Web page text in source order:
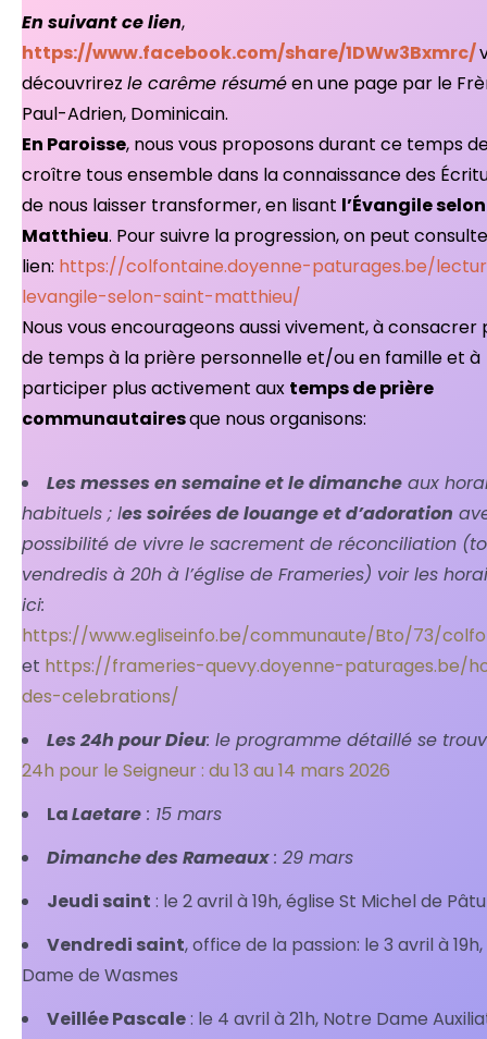
En suivant ce lien,
https://www.facebook.com/share/1DWw3Bxmrc/
découvrirez le carême résuméen une page par le
Paul-Adrien, Dominicain.
En Paroisse, nous vous proposons durant ce temps
croître tous ensemble dans la connaissance des
de nous laisser transformer, en lisant l’Évangile
Matthieu. Pour suivre la progression, on peut
lien: https://colfontaine.doyenne-paturages.be/
levangile-selon-saint-matthieu/
Nous vous encourageons aussi vivement, à consacrer
de temps à la prière personnelle et/ou en famille et à
participer plus activement aux temps de prière
communautairesque nous organisons:
Les messes en semaine et le dimanche aux
habituels ; les soirées de louange et d’adoration
possibilité de vivre le sacrement de réconciliation
vendredis à 20h à l’église de Frameries) voir les
ici:
https://www.egliseinfo.be/communaute/Bto/73/
et https://frameries-quevy.doyenne-paturages.be/
des-celebrations/
Les 24h pour Dieu: le programme détaillé se
24h pour le Seigneur : du 13 au 14 mars 2026
LaLaetare : 15 mars
Dimanche des Rameaux: 29 mars
Jeudi saint : le 2 avril à 19h, église St Michel de
Vendredi saint, office de la passion: le 3 avril à
Dame de Wasmes
Veillée Pascale: le 4 avril à 21h, Notre Dame